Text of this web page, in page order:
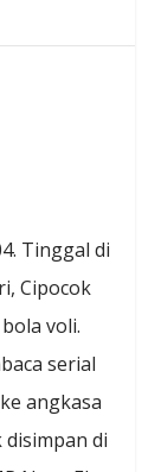
Tinggal di
Cipocok
voli.
serial
angkasa
di